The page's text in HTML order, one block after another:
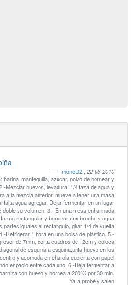
monet02 22-06-2010
harina, mantequilla, azucar, polvo de hornear y
Mezclar huevos, levadura, 1/4 taza de agua y
a la mezcla anterior, mueve a tener una masa
falta agua agregar. Dejar fermentar en un lugar
doble su volumen. 3.- En una mesa enharinada
rectangular y barnizar con brocha y agua
partes iguales el rectángulo, girar 1/4 de vuelta
Refrigerar 1 hora en una bolsa de plástico. 5.-
de 7mm, corta cuadros de 12cm y coloca
de esquina a esquina,unta huevo en los
y acomoda en charola cubierta con papel
espacio entre cada uno. 6.-Deja fermentar a
con huevo y hornea a 200°C por 30 min.
Ya la probé y salen